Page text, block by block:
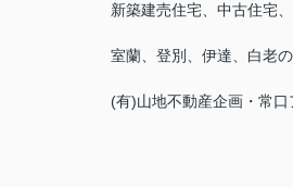
新築建売住宅、中古住宅
室蘭、登別、伊達、白老
(有)山地不動産企画・常口